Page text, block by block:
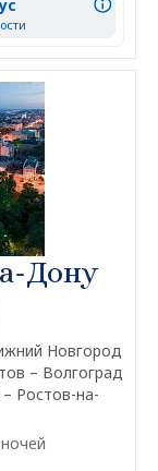
Дону
Новгород
– Волгоград
Ростов-на-